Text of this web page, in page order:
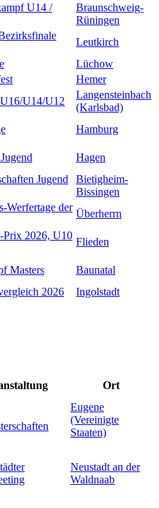
U14 /
Braunschweig-
Rüningen
Leutkirch
Lüchow
Hemer
U14/U12
Langensteinbach
(Karlsbad)
Hamburg
Hagen
Jugend
Bietigheim-
Bissingen
Werfertage der
Überherrn
Prix 2026, U10
Flieden
Masters
Baunatal
2026 Ingolstadt
Ort
Eugene
(Vereinigte
Staaten)
Neustadt an der
Waldnaab